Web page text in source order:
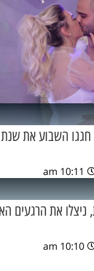
חגגו השבוע את
10:11 am
את הרגעים
10:10 am